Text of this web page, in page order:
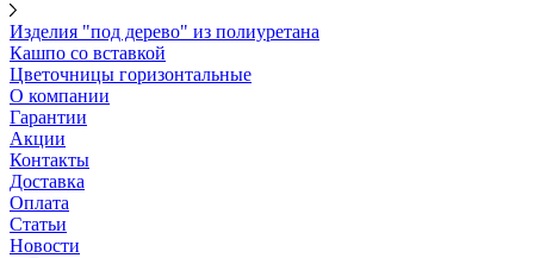
Изделия "под дерево" из полиуретана
Кашпо со вставкой
Цветочницы горизонтальные
О компании
Гарантии
Акции
Контакты
Доставка
Оплата
Статьи
Новости